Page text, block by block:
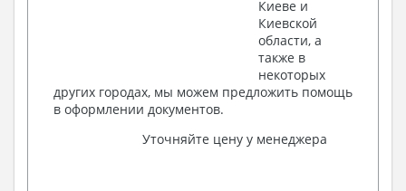
Киеве и
Киевской
области, а
также в
некоторых
других городах, мы можем предложить помощь
в оформлении документов.
Уточняйте цену у менеджера